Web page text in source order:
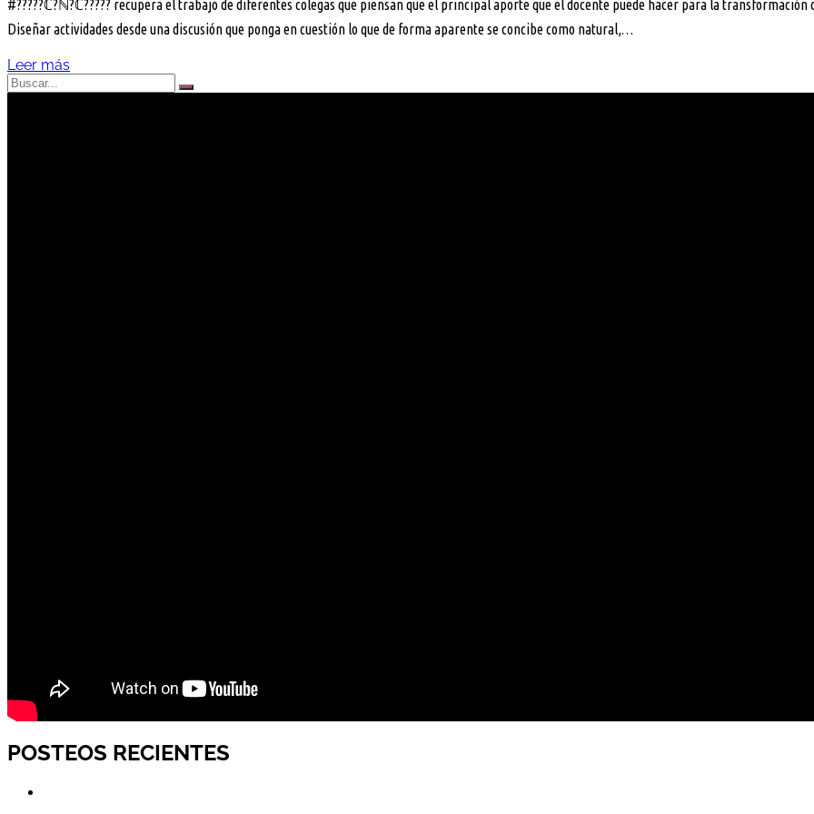
#?????ℂ?ℕ?ℂ????? recupera el trabajo de diferentes colegas que piensan que el principal aporte que el docente puede hacer para la transformación
Diseñar actividades desde una discusión que ponga en cuestión lo que de forma aparente se concibe como natural,…
Leer más
POSTEOS RECIENTES